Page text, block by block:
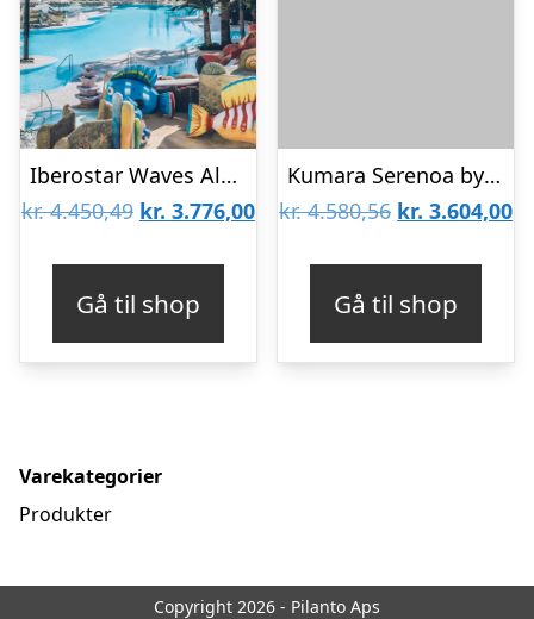
Iberostar Waves Alcudia Park
kr.4.450,49 Den
kr. 4.450,49.
kr. 3.776,00Den
kr. 3.776,00.
Gå til shop
Kumara Serenoa by Lopesan Hotels
kr.4.580,56 Den
kr. 4.580,56.
kr. 3.604,00
Gå til shop
Varekategorier
Produkter
Copyright 2026 - Pilanto Aps